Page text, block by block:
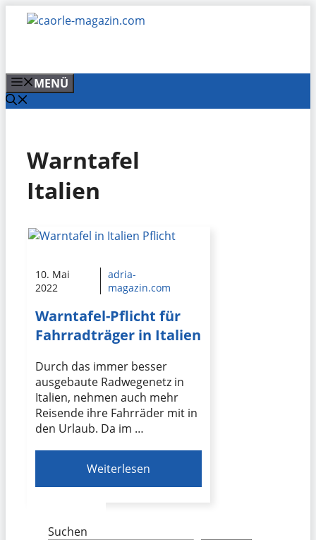
Zum
Inhalt
MENÜ
Warntafel
Italien
10. Mai
2022
adria-
magazin.com
Warntafel-Pflicht für
Fahrradträger in Italien
Durch das immer besser
ausgebaute Radwegenetz in
Italien, nehmen auch mehr
Reisende ihre Fahrräder mit in
den Urlaub. Da im …
Weiterlesen
Suchen